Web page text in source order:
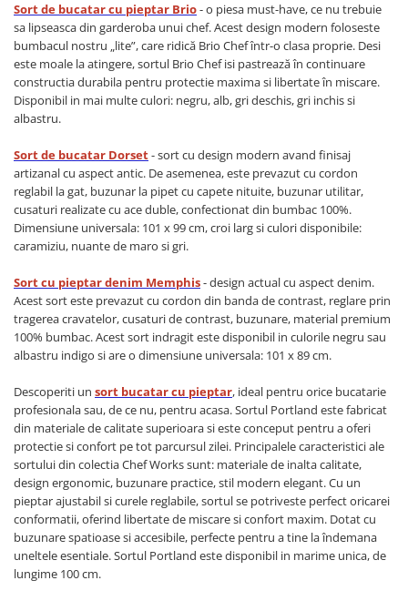
Sort de bucatar cu pieptar Brio- o piesa must-have, ce nu trebuie
sa lipseasca din garderoba unui chef. Acest design modern foloseste
bumbacul nostru „lite”, care ridică Brio Chef într-o clasa proprie. Desi
este moale la atingere, sortul Brio Chef isi pastrează în continuare
constructia durabila pentru protectie maxima si libertate în miscare.
Disponibil in mai multe culori: negru, alb, gri deschis, gri inchis si
albastru.
Sort de bucatar Dorset- sort cu design modern avand finisaj
artizanal cu aspect antic. De asemenea, este prevazut cu cordon
reglabil la gat, buzunar la pipet cu capete nituite, buzunar utilitar,
cusaturi realizate cu ace duble, confectionat din bumbac 100%.
Dimensiune universala: 101 x 99 cm, croi larg si culori disponibile:
caramiziu, nuante de maro si gri.
Sort cu pieptar denim Memphis- design actual cu aspect denim.
Acest sort este prevazut cu cordon din banda de contrast, reglare prin
tragerea cravatelor, cusaturi de contrast, buzunare, material premium
100% bumbac. Acest sort indragit este disponibil in culorile negru sau
albastru indigo si are o dimensiune universala: 101 x 89 cm.
Descoperiti un sort bucatar cu pieptar, ideal pentru orice bucatarie
profesionala sau, de ce nu, pentru acasa. Sortul Portland este fabricat
din materiale de calitate superioara si este conceput pentru a oferi
protectie si confort pe tot parcursul zilei. Principalele caracteristici ale
sortului din colectia Chef Works sunt: materiale de inalta calitate,
design ergonomic, buzunare practice, stil modern elegant. Cu un
pieptar ajustabil si curele reglabile, sortul se potriveste perfect oricarei
conformatii, oferind libertate de miscare si confort maxim. Dotat cu
buzunare spatioase si accesibile, perfecte pentru a tine la îndemana
uneltele esentiale. Sortul Portland este disponibil in marime unica, de
lungime 100 cm.